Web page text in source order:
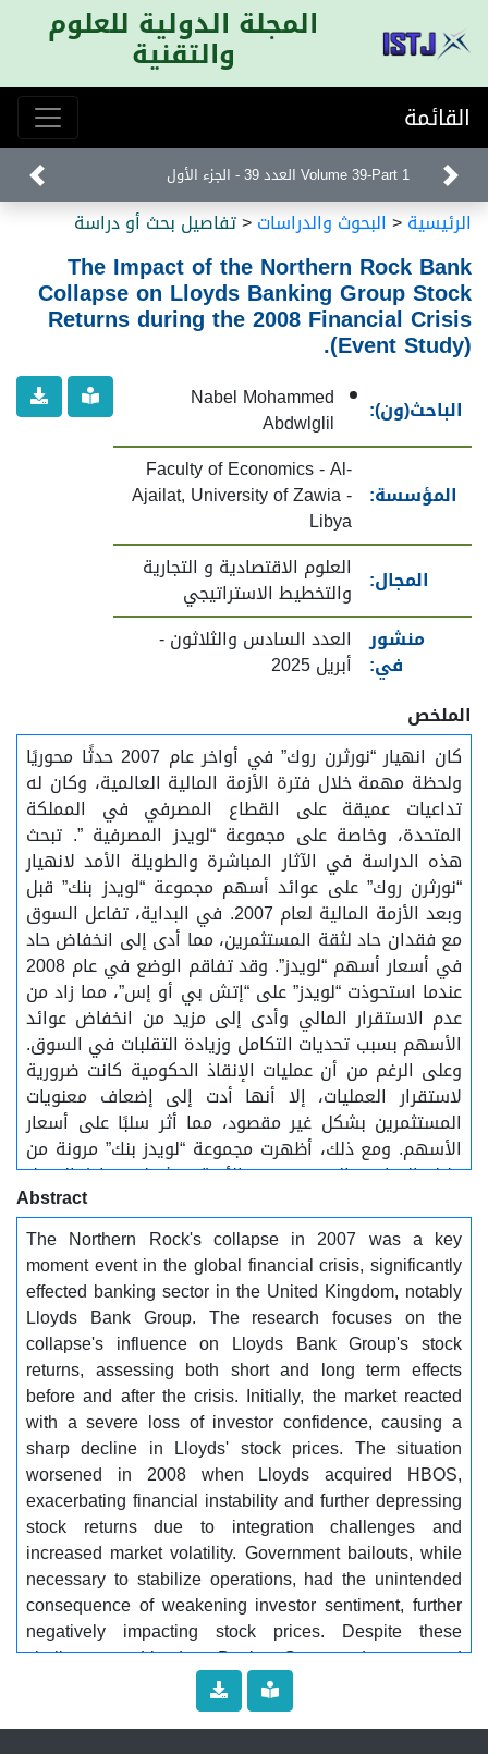
المجلة الدولية للعلوم
والتقنية
القائمة
Volume 39-Part 1 العدد 39 - الجزء الأول
الرئيسية< البحوث والدراسات<تفاصيل بحث أو دراسة
The Impact of the Northern Rock Bank
Collapse on Lloyds Banking Group Stock
Returns during the 2008 Financial Crisis
(Event Study).
الباحث(ون): Nabel Mohammed
Abdwlglil
المؤسسة:
Faculty of Economics - Al-
Ajailat, University of Zawia -
Libya
المجال:
العلوم الاقتصادية و التجارية
والتخطيط الاستراتيجي
منشور
في:
العدد السادس والثلاثون -
أبريل 2025
الملخص
كان انهيار “نورثرن روك” في أواخر عام 2007 حدثًا محوريًا
ولحظة مهمة خلال فترة الأزمة المالية العالمية، وكان له
تداعيات عميقة على القطاع المصرفي في المملكة
المتحدة، وخاصة على مجموعة “لويدز المصرفية ”. تبحث
هذه الدراسة في الآثار المباشرة والطويلة الأمد لانهيار
“نورثرن روك” على عوائد أسهم مجموعة “لويدز بنك” قبل
وبعد الأزمة المالية لعام 2007. في البداية، تفاعل السوق
مع فقدان حاد لثقة المستثمرين، مما أدى إلى انخفاض حاد
في أسعار أسهم “لويدز”. وقد تفاقم الوضع في عام 2008
عندما استحوذت “لويدز” على “إتش بي أو إس”، مما زاد من
عدم الاستقرار المالي وأدى إلى مزيد من انخفاض عوائد
الأسهم بسبب تحديات التكامل وزيادة التقلبات في السوق.
وعلى الرغم من أن عمليات الإنقاذ الحكومية كانت ضرورية
لاستقرار العمليات، إلا أنها أدت إلى إضعاف معنويات
المستثمرين بشكل غير مقصود، مما أثر سلبًا على أسعار
الأسهم. ومع ذلك، أظهرت مجموعة “لويدز بنك” مرونة من
خلال التعافي التدريجي من الأزمة. وشملت نقاط التحول
الرئيسية في هذا التعافي سداد أموال الإنقاذ واستئناف
دفع توزيعات الأرباح، مما ساهم في استعادة ثقة
المستثمرين وتحسين أداء الأسهم بمرور الوقت. تسلط
هذه الدراسة الضوء على نقاط الضعف في القطاع
المصرفي والعواقب الواسعة النطاق لفشل الأنظمة
المالية. تم استخدام أساليب وصفية وتحليلية باستخدام
برنامج “إيفيوز” لاستكشاف الظاهرة وتفسير
النتائج...................... الكلمات المفتاحية :.............. انهيار
مصرف نورثرن روك، عوائد اسهم مجموعة لويدز المصرفية،
الازمة المالية عام 2008، انقاذ الحكومة وأداء اسهم البنوك
Abstract
The Northern Rock's collapse in 2007 was a key
moment event in the global financial crisis, significantly
effected banking sector in the United Kingdom, notably
Lloyds Bank Group. The research focuses on the
collapse's influence on Lloyds Bank Group's stock
returns, assessing both short and long term effects
before and after the crisis. Initially, the market reacted
with a severe loss of investor confidence, causing a
sharp decline in Lloyds' stock prices. The situation
worsened in 2008 when Lloyds acquired HBOS,
exacerbating financial instability and further depressing
stock returns due to integration challenges and
increased market volatility. Government bailouts, while
necessary to stabilize operations, had the unintended
consequence of weakening investor sentiment, further
negatively impacting stock prices. Despite these
challenges, Lloyds Bank Group demonstrated
resilience by gradually recovering from the crisis. Key
milestones in the recovery included the repayment of
bailout funds and the resumption of dividend payments,